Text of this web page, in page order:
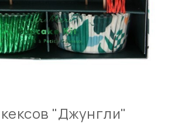
"Джунгли"